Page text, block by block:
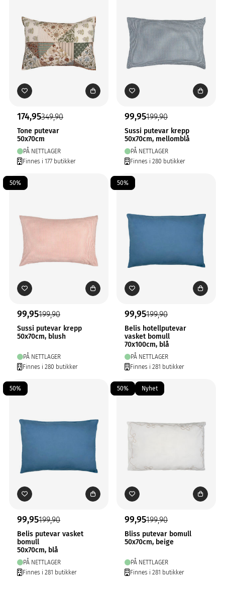
174,95349,90
Tone putevar
50x70cm
PÅ NETTLAGER
Finnes i 177 butikker
99,95199,90
Sussi putevar krepp
50x70cm, mellomblå
PÅ NETTLAGER
Finnes i 280 butikker
50%
99,95199,90
Sussi putevar krepp
50x70cm, blush
PÅ NETTLAGER
Finnes i 280 butikker
50%
99,95199,90
Belis hotellputevar
vasket bomull
70x100cm, blå
PÅ NETTLAGER
Finnes i 281 butikker
50%
99,95199,90
Belis putevar vasket
bomull
50x70cm, blå
PÅ NETTLAGER
Finnes i 281 butikker
50% Nyhet
99,95199,90
Bliss putevar bomull
50x70cm, beige
PÅ NETTLAGER
Finnes i 281 butikker